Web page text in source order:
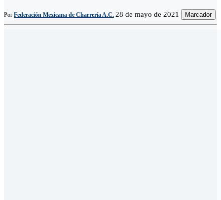
Por Federación Mexicana de Charrería A.C. 28 de mayo de 2021 Marcador